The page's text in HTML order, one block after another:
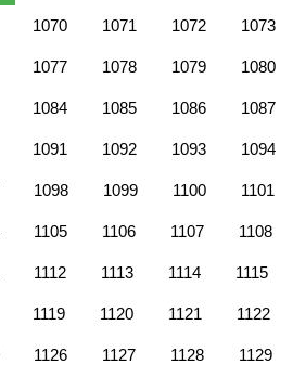
1070 1071 1072 1073
1077 1078 1079 1080
1084 1085 1086 1087
1091 1092 1093 1094
1098 1099 1100 1101
1105 1106 1107 1108
1112 1113 1114 1115
1119 1120 1121 1122
1126 1127 1128 1129